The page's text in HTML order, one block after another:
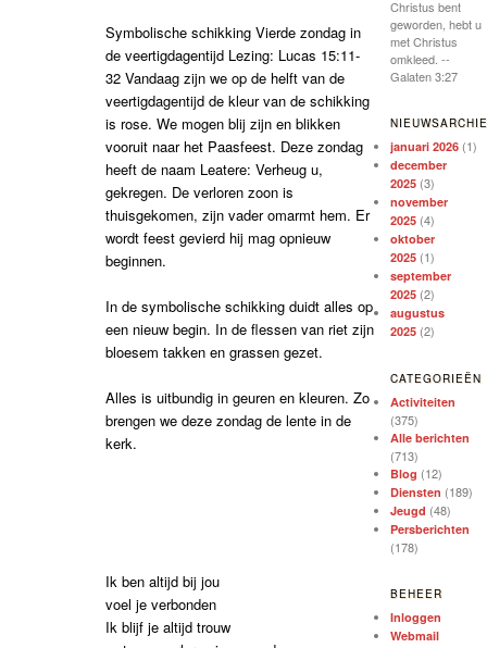
Symbolische schikking Vierde zondag in
de veertigdagentijd Lezing: Lucas 15:11-
32 Vandaag zijn we op de helft van de
veertigdagentijd de kleur van de schikking
is rose. We mogen blij zijn en blikken
vooruit naar het Paasfeest. Deze zondag
heeft de naam Leatere: Verheug u,
gekregen. De verloren zoon is
thuisgekomen, zijn vader omarmt hem. Er
wordt feest gevierd hij mag opnieuw
beginnen.
In de symbolische schikking duidt alles op
een nieuw begin. In de flessen van riet zijn
bloesem takken en grassen gezet.
Alles is uitbundig in geuren en kleuren. Zo
brengen we deze zondag de lente in de
kerk.
Ik ben altijd bij jou
voel je verbonden
Ik blijf je altijd trouw
Christus bent
geworden, hebt u
met Christus
omkleed. --
Galaten 3:27
januari 2026 (1)
december
2025 (3)
november
2025 (4)
oktober
2025 (1)
september
2025 (2)
augustus
2025 (2)
CATEGORIEËN
Activiteiten
(375)
Alle berichten
(713)
Blog (12)
Diensten (189)
Jeugd (48)
Persberichten
(178)
BEHEER
Inloggen
Webmail